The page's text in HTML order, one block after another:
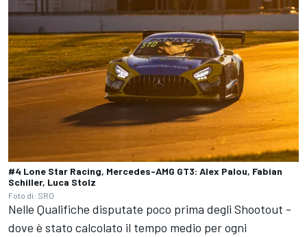
#4 Lone Star Racing, Mercedes-AMG GT3: Alex Palou, Fabian
Schiller, Luca Stolz
Foto di: SRO
Nelle Qualifiche disputate poco prima degli Shootout -
dove è stato calcolato il tempo medio per ogni